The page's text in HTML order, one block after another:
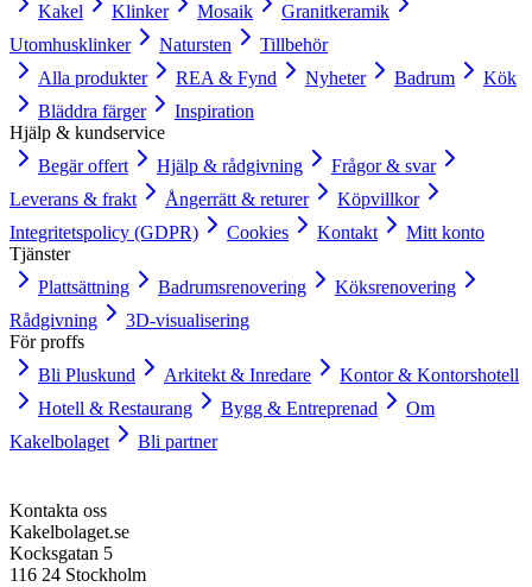
Kakel
Klinker Mosaik
Granitkeramik
Utomhusklinker
Natursten
Tillbehör
Alla produkter
REA & Fynd Nyheter Badrum
Kök
Bläddra färger
Inspiration
Hjälp & kundservice
Begär offert
Hjälp & rådgivning
Frågor & svar
Leverans & frakt
Ångerrätt & returer
Köpvillkor
Integritetspolicy (GDPR)
Cookies Kontakt
Mitt konto
Tjänster
Plattsättning
Badrumsrenovering
Köksrenovering
Rådgivning
3D-visualisering
För proffs
Bli Pluskund
Arkitekt & Inredare
Kontor & Kontorshotell
Hotell & Restaurang
Bygg & Entreprenad
Om
Kakelbolaget
Bli partner
Kontakta oss
Kakelbolaget.se
Kocksgatan 5
116 24 Stockholm